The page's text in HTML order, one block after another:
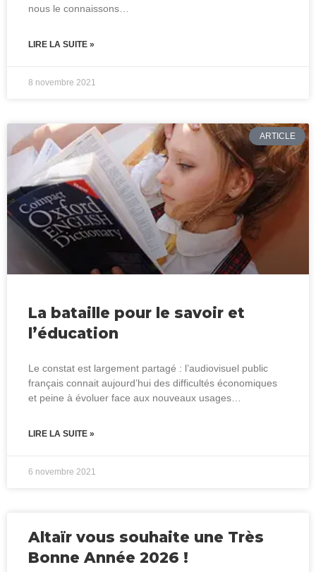
nous le connaissons…
LIRE LA SUITE »
8 novembre 2021
ARTICLE
La bataille pour le savoir et
l’éducation
Le constat est largement partagé : l’audiovisuel public
français connait aujourd’hui des difficultés économiques
et peine à évoluer face aux nouveaux usages…
LIRE LA SUITE »
6 novembre 2021
Altaïr vous souhaite une Très
Bonne Année 2026 !